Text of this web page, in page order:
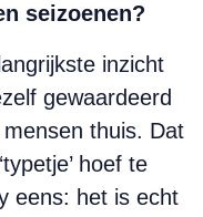
seizoenen?
inzicht
gewaardeerd
thuis. Dat
hoef te
eens: het is echt